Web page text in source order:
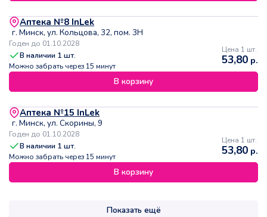
Аптека №8 InLek
г. Минск, ул. Кольцова, 32, пом. 3Н
Годен до 01.10.2028
В наличии 1 шт.
Можно забрать через 15 минут
Цена 1 шт.
53,80 р.
В корзину
Аптека №15 InLek
г. Минск, ул. Скорины, 9
Годен до 01.10.2028
В наличии 1 шт.
Можно забрать через 15 минут
Цена 1 шт.
53,80 р.
В корзину
Показать ещё